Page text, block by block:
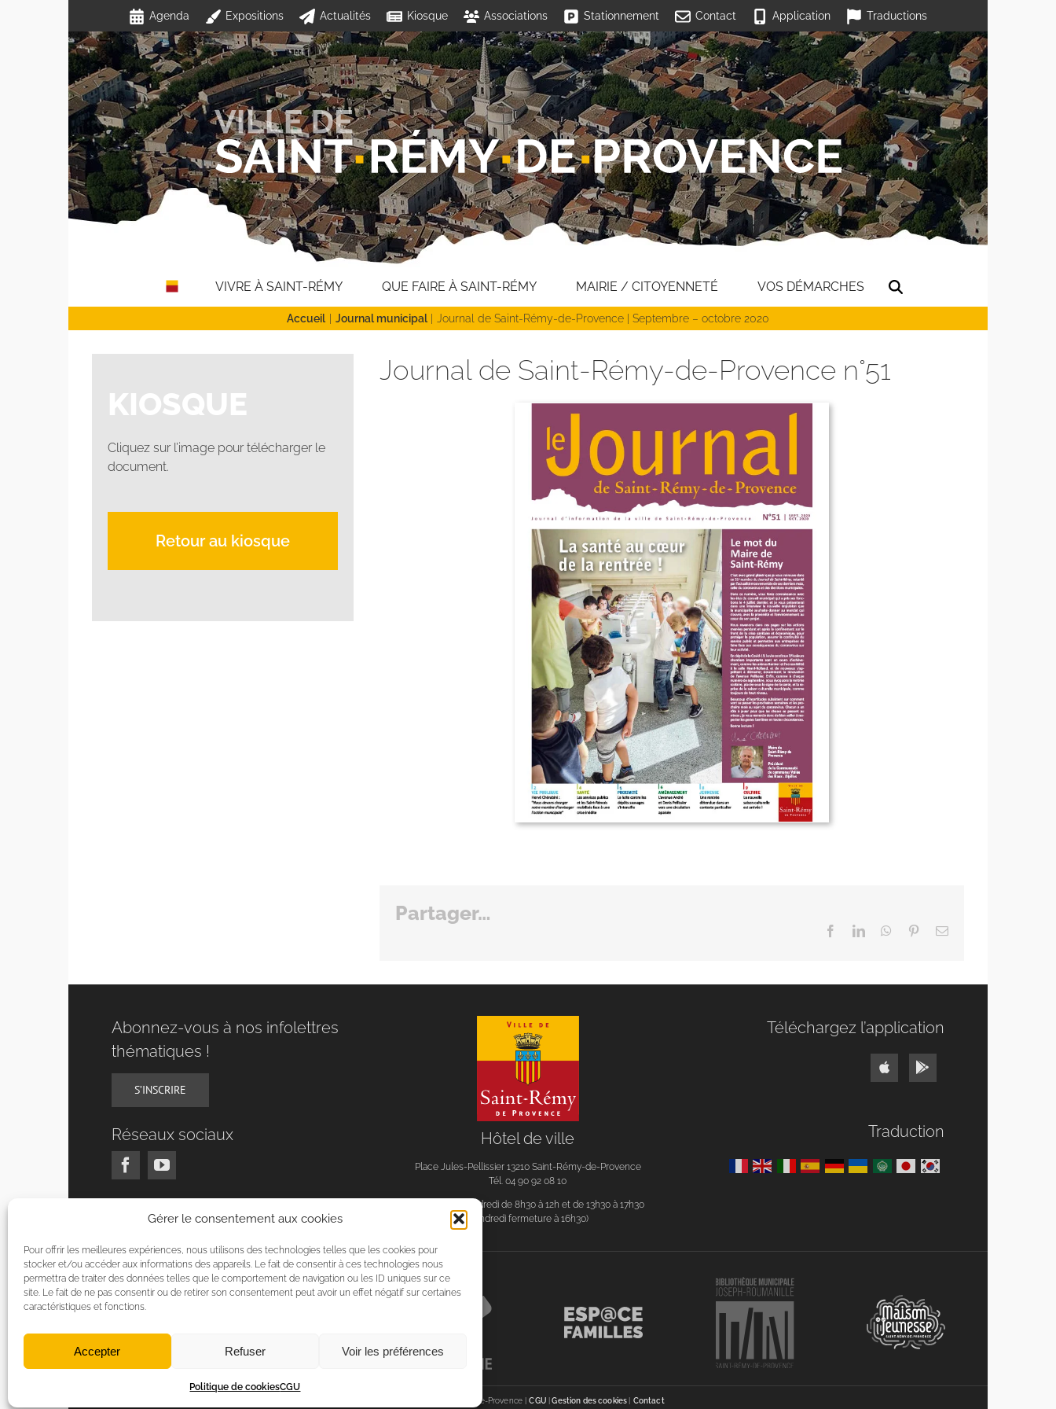
Gérer le consentement aux cookies
Pour offrir les meilleures expériences, nous utilisons des technologies telles que les cookies pour
stocker et/ou accéder aux informations des appareils. Le fait de consentir à ces technologies nous
permettra de traiter des données telles que le comportement de navigation ou les ID uniques sur ce
site. Le fait de ne pas consentir ou de retirer son consentement peut avoir un effet négatif sur certaines
caractéristiques et fonctions.
Accepter Refuser Voir les préférences
Politique de cookiesCGU
Agenda Expositions Actualités Kiosque Associations Stationnement Contact Application Traductions
VIVRE À SAINT-RÉMY QUE FAIRE À SAINT-RÉMY MAIRIE / CITOYENNETÉ VOS DÉMARCHES
Accueil Journal municipal Journal de Saint-Rémy-de-Provence | Septembre – octobre 2020
Journal de Saint-Rémy-de-Provence n°51
Partager…
FacebookLinkedInWhatsApp
PinterestEmail
KIOSQUE
Cliquez sur l’image pour télécharger le
document.
Retour au kiosque
Abonnez-vous à nos infolettres
thématiques !
S’INSCRIRE
Réseaux sociaux Hôtel de ville
Place Jules-Pellissier 13210 Saint-Rémy-de-Provence
Tél. 04 90 92 08 10
Du lundi au vendredi de 8h30 à 12h et de 13h30 à 17h30
(vendredi fermeture à 16h30)
Téléchargez l’application
Traduction
©Ville de Saint-Rémy-de-Provence |CGU Gestion des cookies Contact